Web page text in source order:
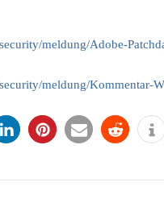
t
u
r
r
e
t
s
l
c
meldung/Adobe-
meldung/Kommentar-